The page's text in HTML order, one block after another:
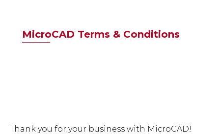
MicroCAD Terms & Conditions
Thank you for your business with MicroCAD!